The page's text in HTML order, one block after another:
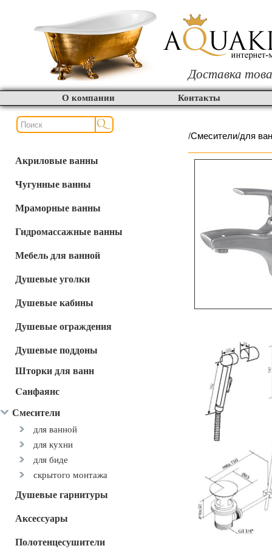
Доставка
О компании Контакты
Акриловые ванны
Чугунные ванны
Мраморные ванны
Гидромассажные ванны
Мебель для ванной
Душевые уголки
Душевые кабины
Душевые ограждения
Душевые поддоны
Шторки для ванн
Cанфаянс
Смесители
для ванной
для кухни
для биде
скрытого монтажа
Душевые гарнитуры
Аксессуары
Полотенцесушители
/Смесители/для